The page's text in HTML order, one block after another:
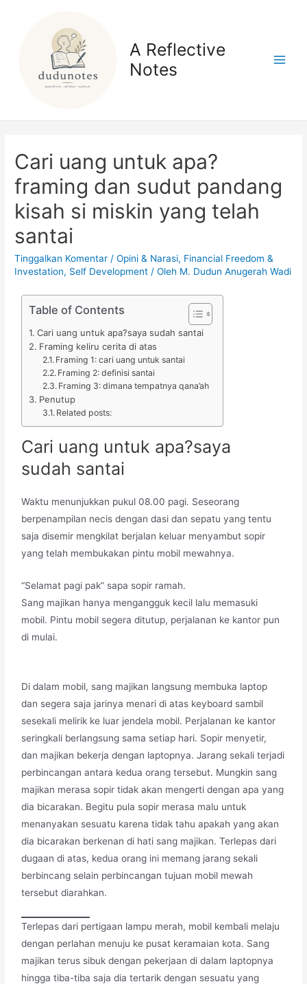
A Reflective
Notes
Cari uang untuk apa?
framing dan sudut pandang
kisah si miskin yang telah
santai
Tinggalkan Komentar /Opini & Narasi, Financial Freedom &
Investation, Self Development / Oleh M. Dudun Anugerah Wadi
Table of Contents
Cari uang untuk apa?saya sudah santai
Framing keliru cerita di atas
Framing 1: cari uang untuk santai
Framing 2: definisi santai
Framing 3: dimana tempatnya qana’ah
Penutup
Related posts:
Cari uang untuk apa?saya
sudah santai
Waktu menunjukkan pukul 08.00 pagi. Seseorang
berpenampilan necis dengan dasi dan sepatu yang tentu
saja disemir mengkilat berjalan keluar menyambut sopir
yang telah membukakan pintu mobil mewahnya.
“Selamat pagi pak” sapa sopir ramah.
Sang majikan hanya mengangguk kecil lalu memasuki
mobil. Pintu mobil segera ditutup, perjalanan ke kantor pun
di mulai.
Di dalam mobil, sang majikan langsung membuka laptop
dan segera saja jarinya menari di atas keyboard sambil
sesekali melirik ke luar jendela mobil. Perjalanan ke kantor
seringkali berlangsung sama setiap hari. Sopir menyetir,
dan majikan bekerja dengan laptopnya. Jarang sekali terjadi
perbincangan antara kedua orang tersebut. Mungkin sang
majikan merasa sopir tidak akan mengerti dengan apa yang
dia bicarakan. Begitu pula sopir merasa malu untuk
menanyakan sesuatu karena tidak tahu apakah yang akan
dia bicarakan berkenan di hati sang majikan. Terlepas dari
dugaan di atas, kedua orang ini memang jarang sekali
berbincang selain perbincangan tujuan mobil mewah
tersebut diarahkan.
Terlepas dari pertigaan lampu merah, mobil kembali melaju
dengan perlahan menuju ke pusat keramaian kota. Sang
majikan terus sibuk dengan pekerjaan di dalam laptopnya
hingga tiba-tiba saja dia tertarik dengan sesuatu yang